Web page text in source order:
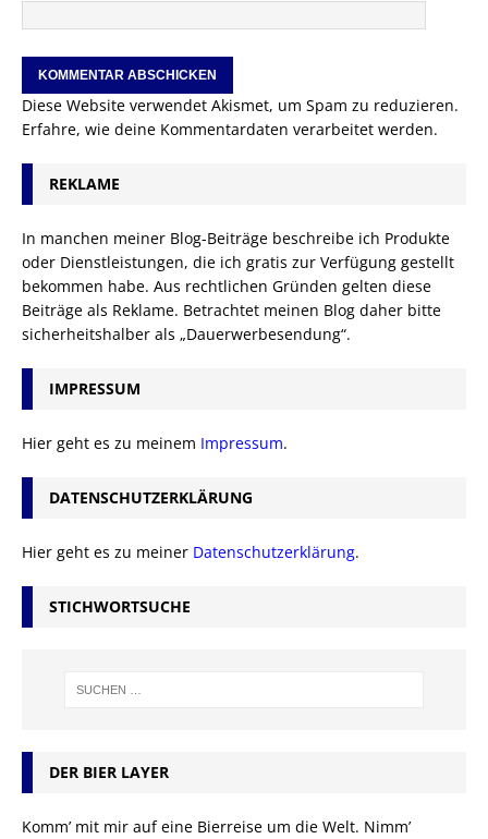
Diese Website verwendet Akismet, um Spam zu reduzieren.
Erfahre, wie deine Kommentardaten verarbeitet werden.
REKLAME
In manchen meiner Blog-Beiträge beschreibe ich Produkte
oder Dienstleistungen, die ich gratis zur Verfügung gestellt
bekommen habe. Aus rechtlichen Gründen gelten diese
Beiträge als Reklame. Betrachtet meinen Blog daher bitte
sicherheitshalber als „Dauerwerbesendung“.
IMPRESSUM
Hier geht es zu meinem Impressum.
DATENSCHUTZERKLÄRUNG
Hier geht es zu meiner Datenschutzerklärung.
STICHWORTSUCHE
DER BIER LAYER
Komm’ mit mir auf eine Bierreise um die Welt. Nimm’